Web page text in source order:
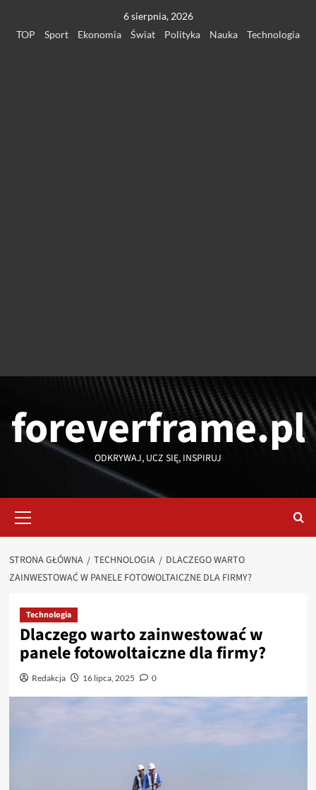
6 sierpnia, 2026
TOP
Sport Ekonomia Świat Polityka Nauka Technologia
foreverframe.pl
ODKRYWAJ, UCZ SIĘ, INSPIRUJ
główne
STRONA GŁÓWNA TECHNOLOGIA
DLACZEGO WARTO
ZAINWESTOWAĆ W PANELE FOTOWOLTAICZNE DLA FIRMY?
Technologia
Dlaczego warto zainwestować w
panele fotowoltaiczne dla firmy?
Redakcja 16 lipca, 2025 0